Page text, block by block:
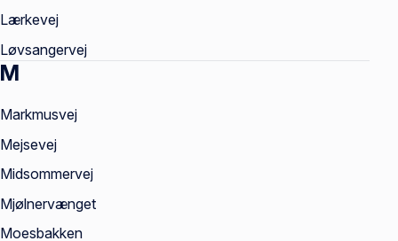
Lærkevej
Løvsangervej
M
Markmusvej
Mejsevej
Midsommervej
Mjølnervænget
Moesbakken